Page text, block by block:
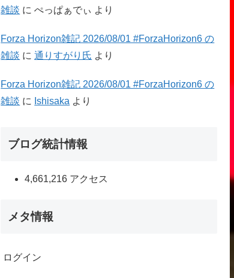
雑談 にぺっぱぁでぃ より
Forza Horizon雑記 2026/08/01 #ForzaHorizon6 の
雑談 に通りすがり氏 より
Forza Horizon雑記 2026/08/01 #ForzaHorizon6 の
雑談 に Ishisaka より
ブログ統計情報
4,661,216 アクセス
メタ情報
ログイン